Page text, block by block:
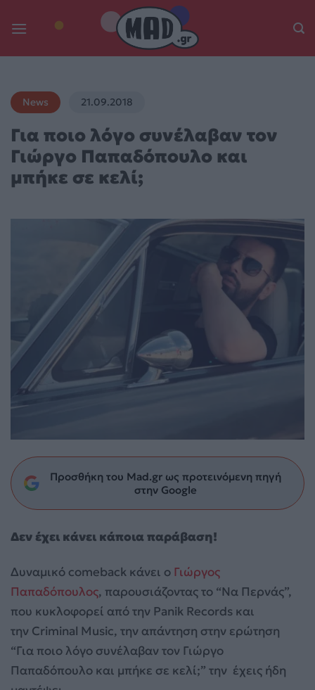
News 21.09.2018
Για ποιο λόγο συνέλαβαν τον
Γιώργο Παπαδόπουλο και
μπήκε σε κελί;
Προσθήκη του Mad.gr ως προτεινόμενη πηγή
στην Google
Δεν έχει κάνει κάποια παράβαση!
Δυναμικό comeback κάνει ο Γιώργος
Παπαδόπουλος, παρουσιάζοντας το “Να Περνάς”,
που κυκλοφορεί από την Panik Records και
την Criminal Music, την απάντηση στην ερώτηση
“Για ποιο λόγο συνέλαβαν τον Γιώργο
Παπαδόπουλο και μπήκε σε κελί;” την έχεις ήδη